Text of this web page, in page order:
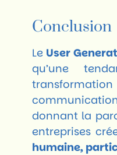
Conclusion
Le User
qu’une
donnant la
entreprises
humaine,